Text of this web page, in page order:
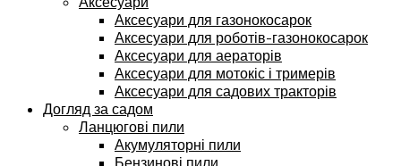
Аксесуари для газонокосарок
Аксесуари для роботів-газонокосарок
Аксесуари для аераторів
Аксесуари для мотокіс і тримерів
Аксесуари для садових тракторів
Догляд за садом
Ланцюгові пили
Акумуляторні пили